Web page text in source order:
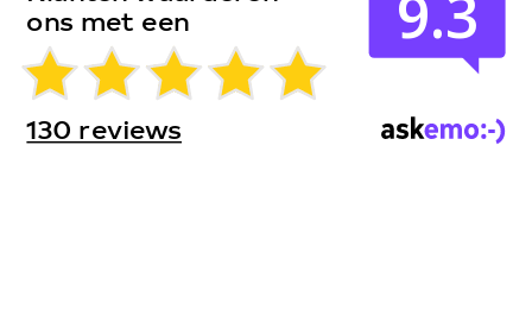
ons met een 9.3
130 reviews